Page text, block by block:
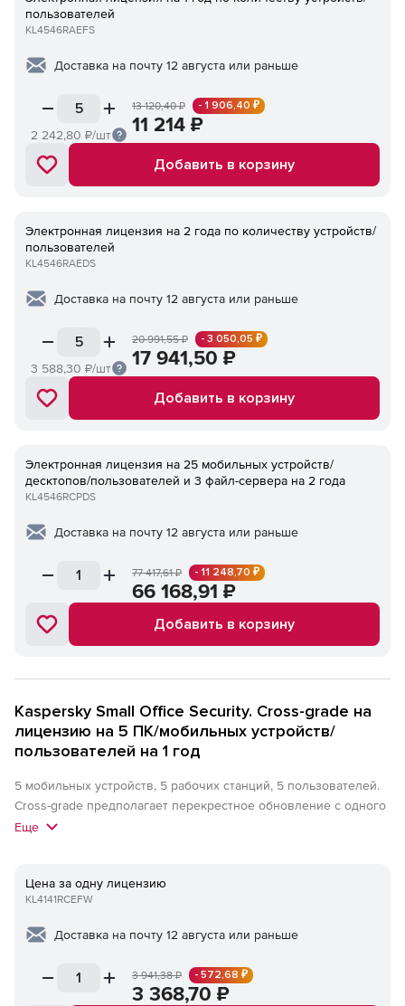
пользователей
KL4546RAEFS
Доставка на почту 12 августа или раньше
2 242,80 ₽/шт
13 120,40₽ - 1 906,40 ₽
11 214 ₽
Добавить в корзину
Электронная лицензия на 2 года по количеству устройств/
пользователей
KL4546RAEDS
Доставка на почту 12 августа или раньше
3 588,30 ₽/шт
20 991,55₽ - 3 050,05 ₽
17 941,50 ₽
Добавить в корзину
Электронная лицензия на 25 мобильных устройств/
десктопов/пользователей и 3 файл-сервера на 2 года
KL4546RCPDS
Доставка на почту 12 августа или раньше
77 417,61₽ - 11 248,70 ₽
66 168,91 ₽
Добавить в корзину
Kaspersky Small Office Security. Cross-grade на
лицензию на 5 ПК/мобильных устройств/
пользователей на 1 год
5 мобильных устройств, 5 рабочих станций, 5 пользователей.
Cross-grade предполагает перекрестное обновление с одного
продукта на другой того же класса.
Еще
Цена за одну лицензию
KL4141RCEFW
Доставка на почту 12 августа или раньше
3 941,38₽ - 572,68 ₽
3 368,70 ₽